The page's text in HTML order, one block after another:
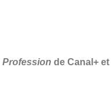
Profession de Canal+